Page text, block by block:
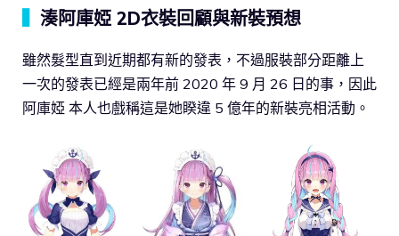
湊阿庫婭 2D衣裝回顧與新裝預想
雖然髮型直到近期都有新的發表，不過服裝部分距離上
一次的發表已經是兩年前 2020 年 9 月 26 日的事，因此
阿庫婭 本人也戲稱這是她睽違 5 億年的新裝亮相活動。